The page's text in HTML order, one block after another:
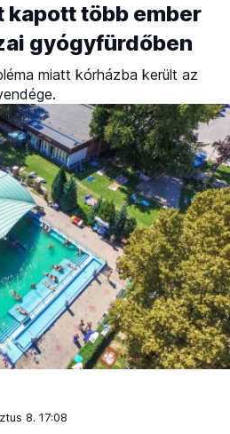
kapott több ember
gyógyfürdőben
miatt kórházba került az
8. 17:08